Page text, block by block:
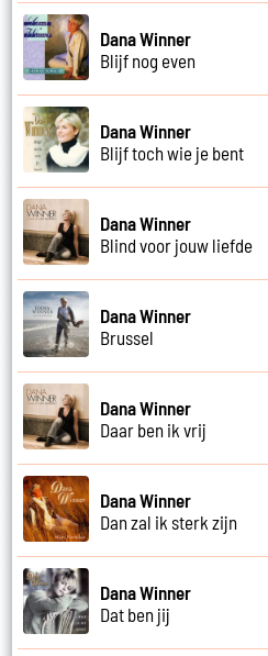
Dana Winner
Blijf nog even
Dana Winner
Blijf toch wie je bent
Dana Winner
Blind voor jouw liefde
Dana Winner
Brussel
Dana Winner
Daar ben ik vrij
Dana Winner
Dan zal ik sterk zijn
Dana Winner
Dat ben jij